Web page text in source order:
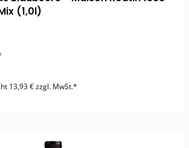
(1,0l)
13,93 € zzgl. MwSt.*